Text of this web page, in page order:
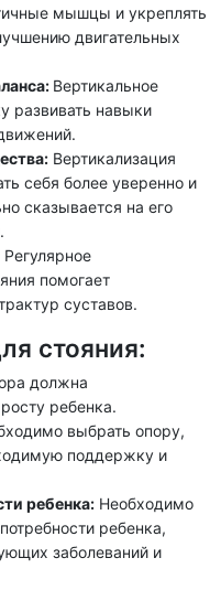
мышцы и укреплять
двигательных
Вертикальное
развивать навыки
Вертикализация
себя более уверенно и
сказывается на его
Регулярное
помогает
суставов.
стояния:
должна
ребенка.
выбрать опору,
поддержку и
ребенка: Необходимо
ребенка,
заболеваний и